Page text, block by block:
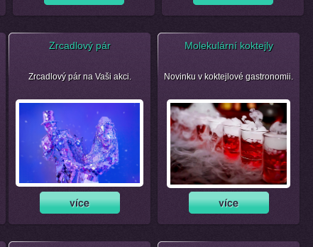
Zrcadlový pár
Zrcadlový pár na Vaši akci.
Molekulární koktejly
Novinku v koktejlové gastronomii.